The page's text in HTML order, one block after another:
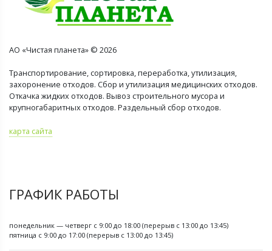
АО «Чистая планета» © 2026
Транспортирование, сортировка, переработка, утилизация,
захоронение отходов. Сбор и утилизация медицинских отходов.
Откачка жидких отходов. Вывоз строительного мусора и
крупногабаритных отходов. Раздельный сбор отходов.
карта сайта
ГРАФИК РАБОТЫ
понедельник — четверг с 9:00 до 18:00 (перерыв с 13:00 до 13:45)
пятница с 9:00 до 17:00 (перерыв с 13:00 до 13:45)